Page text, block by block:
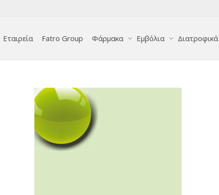
Εταιρεία Fatro Group Φάρμακα Εμβόλια